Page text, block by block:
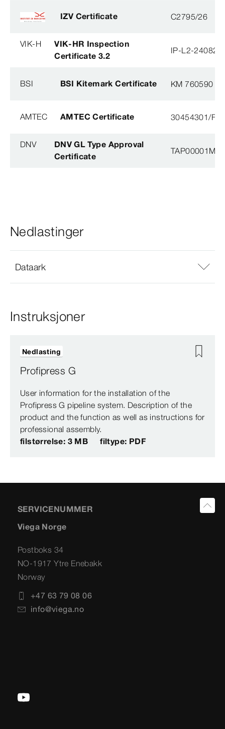
IZV Certificate C2795/26
VIK-H
VIK-HR Inspection
Certificate 3.2
IP-L2-
BSI BSI Kitemark Certificate KM 760590
AMTEC AMTEC Certificate 30454301/
DNV
DNV GL Type Approval
Certificate
TAP00001M5,
Nedlastinger
Dataark
Instruksjoner
Profipress G
User information for the installation of the
Profipress G pipeline system. Description of the
product and the function as well as instructions for
professional assembly.
filstørrelse: 3 MB
filtype: PDF
Nedlasting
SERVICENUMMER
Viega Norge
Postboks 34
NO-1917 Ytre Enebakk
Norway
+47 63 79 08 06
info@viega.no